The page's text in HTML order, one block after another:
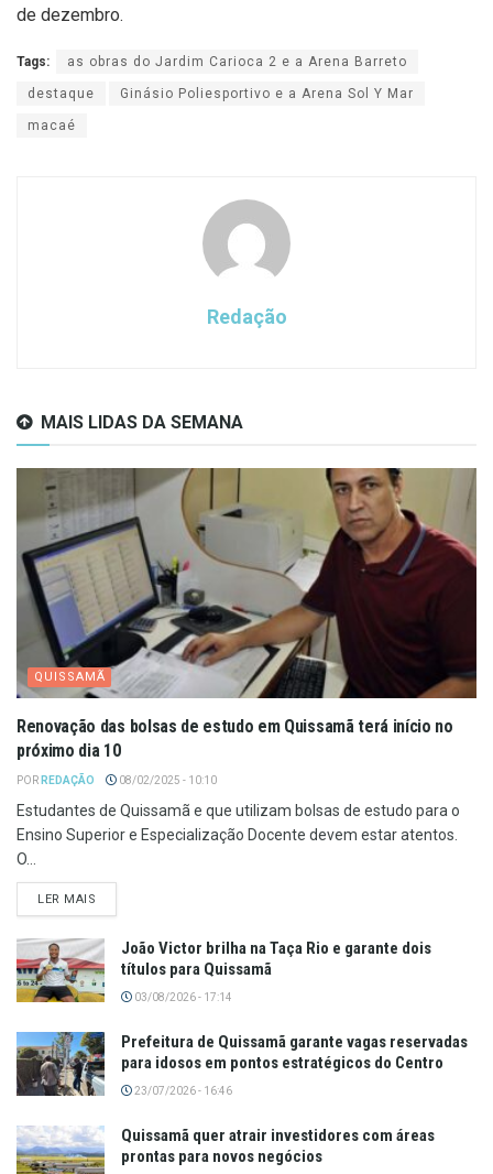
de dezembro.
Tags: as obras do Jardim Carioca 2 e a Arena Barreto
destaque Ginásio Poliesportivo e a Arena Sol Y Mar
macaé
Redação
MAIS LIDAS DA SEMANA
QUISSAMÃ
Renovação das bolsas de estudo em Quissamã terá início no
próximo dia 10
POR REDAÇÃO 08/02/2025 - 10:10
Estudantes de Quissamã e que utilizam bolsas de estudo para o
Ensino Superior e Especialização Docente devem estar atentos.
O...
LER MAIS
João Victor brilha na Taça Rio e garante dois
títulos para Quissamã
03/08/2026 - 17:14
Prefeitura de Quissamã garante vagas reservadas
para idosos em pontos estratégicos do Centro
23/07/2026 - 16:46
Quissamã quer atrair investidores com áreas
prontas para novos negócios